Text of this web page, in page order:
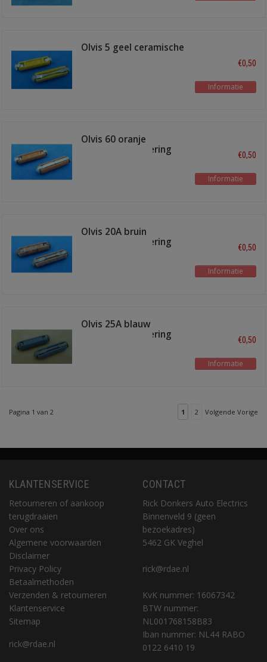
Olvis 5 geel ceramische
zekering
€0,50
Informatie
Olvis 60 oranje
ceramische zekering
€0,50
Informatie
Olvis 20A bruin
ceramische zekering
€0,50
Informatie
Olvis 25A blauw
ceramische zekering
€0,50
Informatie
Pagina 1 van 2 1 2 Volgende Vorige
KLANTENSERVICE
Retourneren of aankoop
terugdraaien
Over ons
Algemene voorwaarden
Disclaimer
Privacy Policy
Betaalmethoden
Verzenden & retourneren
Klantenservice
Sitemap
rick@rdae.nl
CONTACT
Rick Donkers Auto Electrics
Binnenveld 9 (geen
bezoekadres)
5462 GK Veghel
rick@rdae.nl
KvK nummer: 16067342
BTW nummer:
NL001768158B83
Iban nummer: NL44 RABO
0122 6410 19